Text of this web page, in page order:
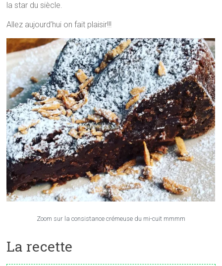
la star du siècle.
Allez aujourd’hui on fait plaisir!!!
Zoom sur la consistance crémeuse du mi-cuit mmmm
La recette